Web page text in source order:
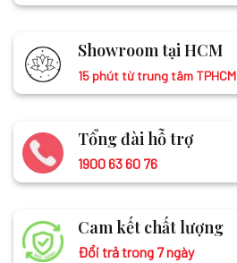
Showroom tại HCM
15 phút từ trung tâm TPHCM
Tổng đài hỗ trợ
1900 63 60 76
Cam kết chất lượng
Đổi trả trong 7 ngày